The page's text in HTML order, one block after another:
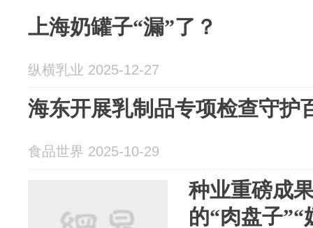
上海奶罐子“漏”了？
纵横乳业 2025-12-27
海东开展乳制品专项检查守护
食品世界 2025-10-29
种业重磅成
的“肉盘子”“